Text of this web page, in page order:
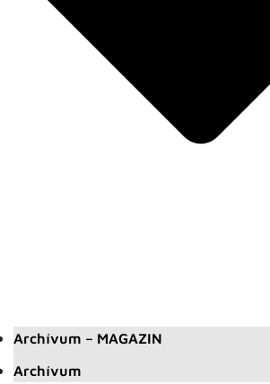
Archívum – MAGAZIN
Archívum